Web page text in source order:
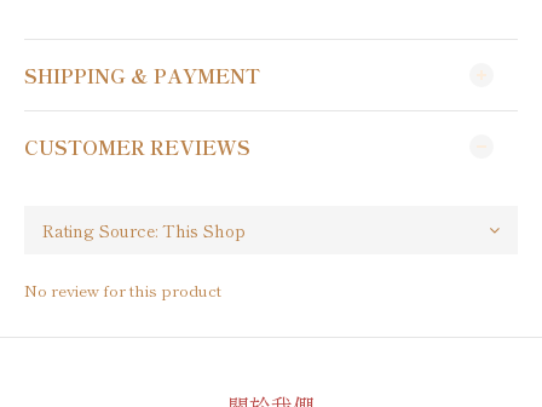
SHIPPING & PAYMENT
CUSTOMER REVIEWS
No review for this product